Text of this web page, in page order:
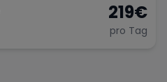
219€
pro Tag